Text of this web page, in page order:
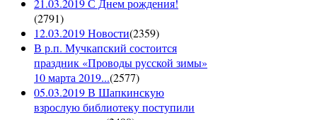
(2791)
12.03.2019 Новости(2359)
В р.п. Мучкапский состоится
праздник «Проводы русской зимы»
10 марта 2019...(2577)
05.03.2019 В Шапкинскую
взрослую библиотеку поступили